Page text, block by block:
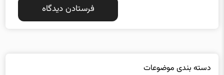
دسته بندی موضوعات